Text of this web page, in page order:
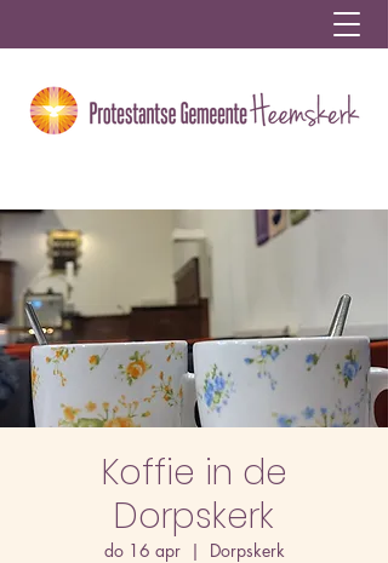
Koffie in de
Dorpskerk
do 16 apr
  |
Dorpskerk